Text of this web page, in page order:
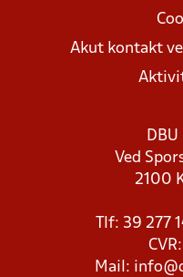
Akut kontakt
Ved
2100
Tlf: 39 277
Mail: